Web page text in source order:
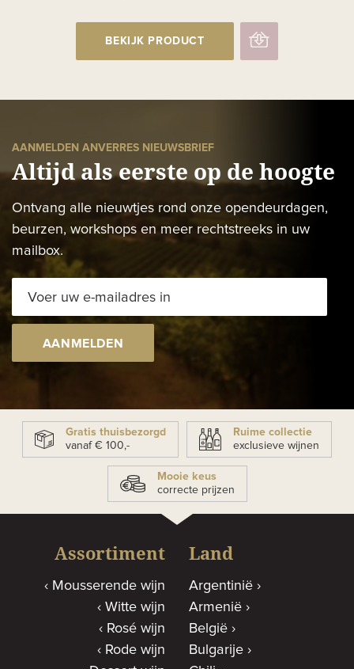
BEKIJK PRODUCT
AANMELDEN ANVERRES NIEUWSBRIEF
Altijd als eerste op de hoogte
Ontvang alle nieuwtjes rond onze opendeurdagen,
beurzen, workshops en meer rechtstreeks in uw
mailbox.
AANMELDEN
Gratis thuisbezorgd
vanaf € 100,-
Ruime collectie
exclusieve wijnen
Mooie keus
correcte prijzen
Assortiment
Mousserende wijn
Witte wijn
Rosé wijn
Rode wijn
Land
Argentinië
Armenië
België
Bulgarije